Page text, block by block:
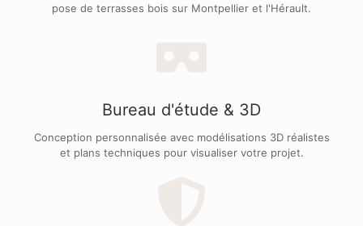
pose de terrasses bois sur Montpellier et l'Hérault.
Bureau d'étude & 3D
Conception personnalisée avec modélisations 3D réalistes
et plans techniques pour visualiser votre projet.